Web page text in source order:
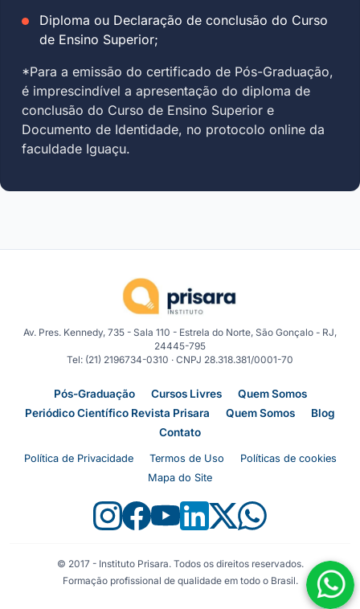
Diploma ou Declaração de conclusão do Curso
de Ensino Superior;
*Para a emissão do certificado de Pós-Graduação,
é imprescindível a apresentação do diploma de
conclusão do Curso de Ensino Superior e
Documento de Identidade, no protocolo online da
faculdade Iguaçu.
Av. Pres. Kennedy, 735 - Sala 110 - Estrela do Norte, São Gonçalo - RJ,
24445-795
Tel: (21) 2196734-0310 · CNPJ 28.318.381/0001-70
Pós-Graduação Cursos Livres
Quem Somos
Periódico Científico Revista Prisara
Quem Somos
Blog
Contato
Política de Privacidade Termos de Uso
Políticas de cookies
Mapa do Site
© 2017 - Instituto Prisara. Todos os direitos reservados.
Formação profissional de qualidade em todo o Brasil.